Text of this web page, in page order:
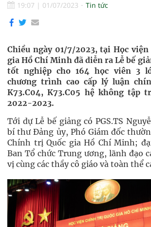
19:07 | 01/07/2023 Tin tức
Chiều ngày 01/7/2023, tại Học
gia Hồ Chí Minh đã diễn ra Lễ bế
tốt nghiệp cho 164 học viên 3
chương trình cao cấp lý luận
K73.C04, K73.C05 hệ không tập
2022-2023.
Tới dự Lễ bế giảng có PGS.TS
bí thư Đảng ủy, Phó Giám đốc
Chính trị Quốc gia Hồ Chí Minh;
Ban Tổ chức Trung ương, lãnh đạo
vị cùng các thầy cô giáo và toàn thể